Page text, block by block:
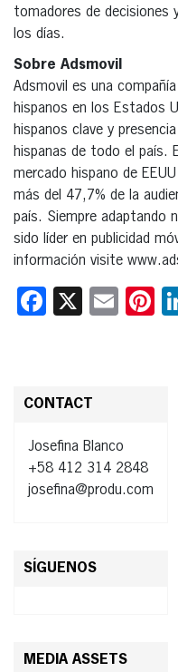
tomadores de decisiones
los días.
Sobre Adsmovil
Adsmovil es una
hispanos en los Estados
hispanos clave y
hispanas de todo el país.
mercado hispano de
más del 47,7% de la
país. Siempre adaptando
sido líder en publicidad
información visite
Facebook
X
CONTACT
Josefina Blanco
+58 412 314 2848
josefina@produ.com
SÍGUENOS
MEDIA ASSETS